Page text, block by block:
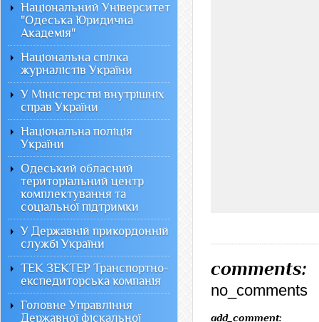
comments:
no_comments
add_comment:
Національний Університет
"Одеська Юридична
Академія"
Національна спілка
журналістів України
У Міністерстві внутрішніх
справ України
Національна поліція
України
Одеський обласний
територіальний центр
комплектування та
соціальної підтримки
У Державній прикордонній
службі України
ТЕК ЗЕКТЕР Транспортно-
експедиторська компанія
Головне Управління
Державної фіскальної